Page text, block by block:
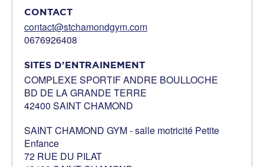
CONTACT
contact@stchamondgym.com
0676926408
SITES D'ENTRAINEMENT
COMPLEXE SPORTIF ANDRE BOULLOCHE
BD DE LA GRANDE TERRE
42400 SAINT CHAMOND
SAINT CHAMOND GYM - salle motricité Petite
Enfance
72 RUE DU PILAT